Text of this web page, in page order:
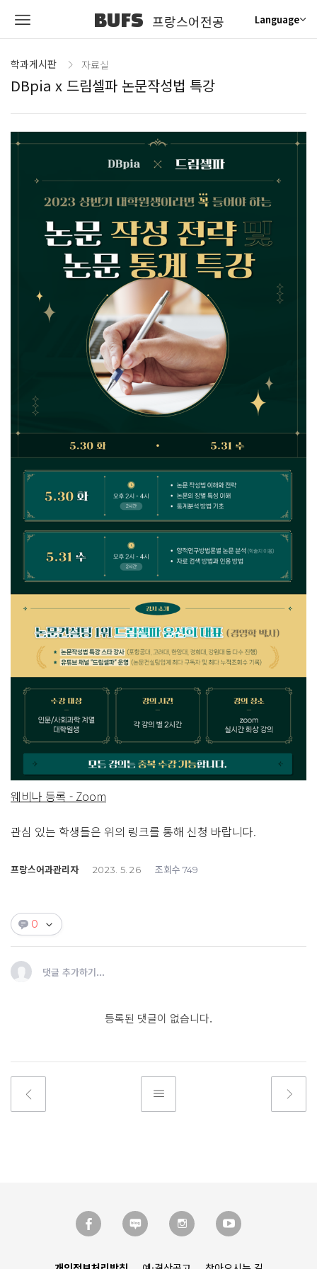
BUFS 프랑스어전공 Language
학과게시판 자료실
DBpia x 드림셀파 논문작성법 특강
웨비나 등록 - Zoom
관심 있는 학생들은 위의 링크를 통해 신청 바랍니다.
프랑스어과관리자 2023. 5. 26 조회수 749
0
댓글 추가하기...
등록된 댓글이 없습니다.